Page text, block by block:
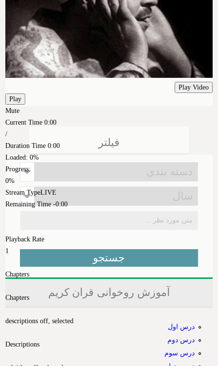
Play Video
Play
Mute
Current Time 0:00
/
Duration Time 0:00
Loaded: 0%
Progress:
0%
Stream TypeLIVE
Remaining Time -0:00
Playback Rate
1
Chapters
Chapters
descriptions off , selected
Descriptions
فیلتر
آموزش روخوانی قران کریم
درس اول
درس دوم
درس سوم